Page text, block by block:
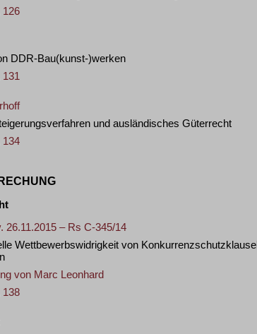
126
DDR-Bau(kunst-)werken
und ausländisches Güterrecht
134
26.11.2015 – Rs C-345/14
Wettbewerbswidrigkeit von
von Marc Leonhard
138